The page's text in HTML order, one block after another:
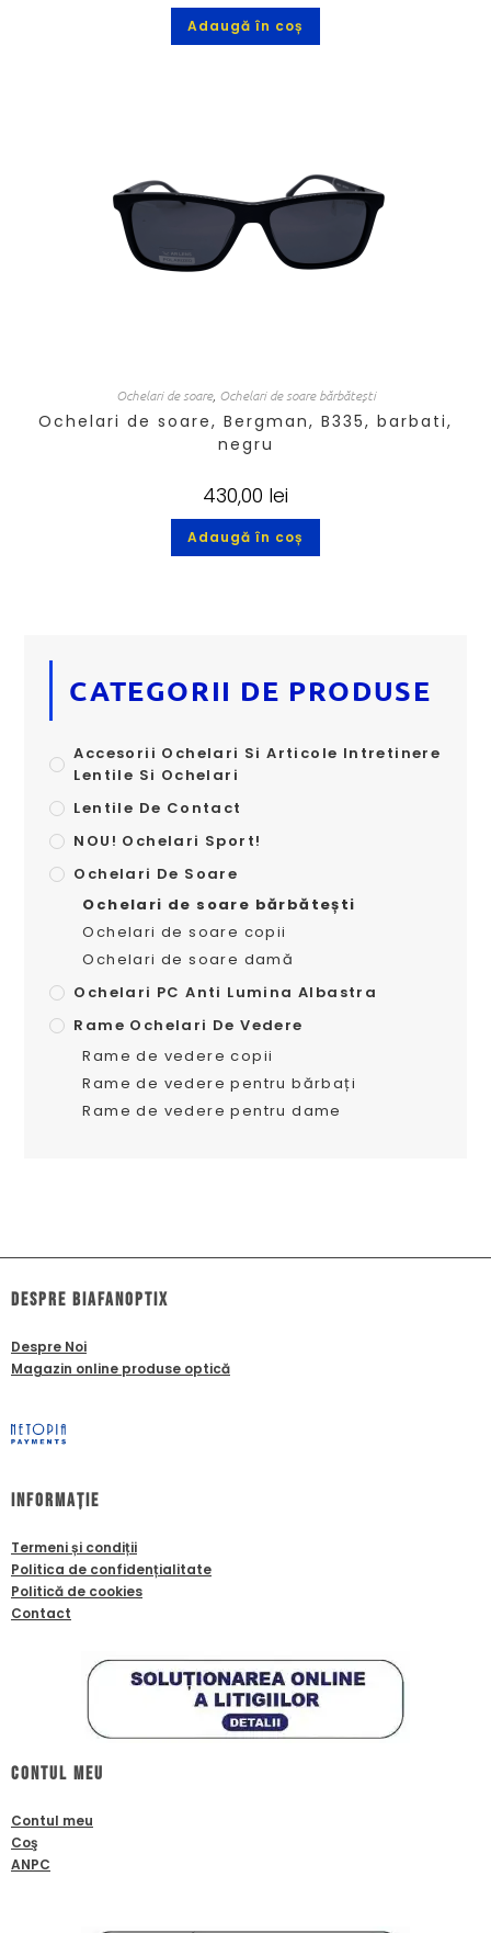
Adaugă în coș
Ochelari de soare, Ochelari de soare bărbătești
Ochelari de soare, Bergman, B335, barbati,
negru
430,00 lei
Adaugă în coș
CATEGORII DE PRODUSE
Accesorii Ochelari Si Articole Intretinere
Lentile Si Ochelari
Lentile De Contact
NOU! Ochelari Sport!
Ochelari De Soare
Ochelari de soare bărbătești
Ochelari de soare copii
Ochelari de soare damă
Ochelari PC Anti Lumina Albastra
Rame Ochelari De Vedere
Rame de vedere copii
Rame de vedere pentru bărbați
Rame de vedere pentru dame
dESPRE biafanoptix
Despre Noi
Magazin online produse optică
Informație
Termeni și condiții
Politica de confidențialitate
Politică de cookies
Contact
Contul meu
Contul meu
Coş
ANPC